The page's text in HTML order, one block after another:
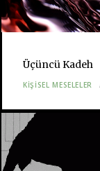
Üçüncü Kadeh
KIŞISEL MESELELER